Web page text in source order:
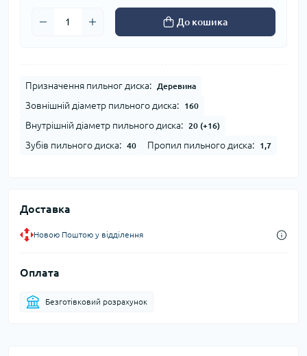
До кошика
Призначення пильног диска: Деревина
Зовнішній діаметр пильного диска: 160
Внутрішній діаметр пильного диска: 20 (+16)
Зубів пильного диска: 40 Пропил пильного диска: 1,7
Доставка
Новою Поштою у відділення
Оплата
Безготівковий розрахунок